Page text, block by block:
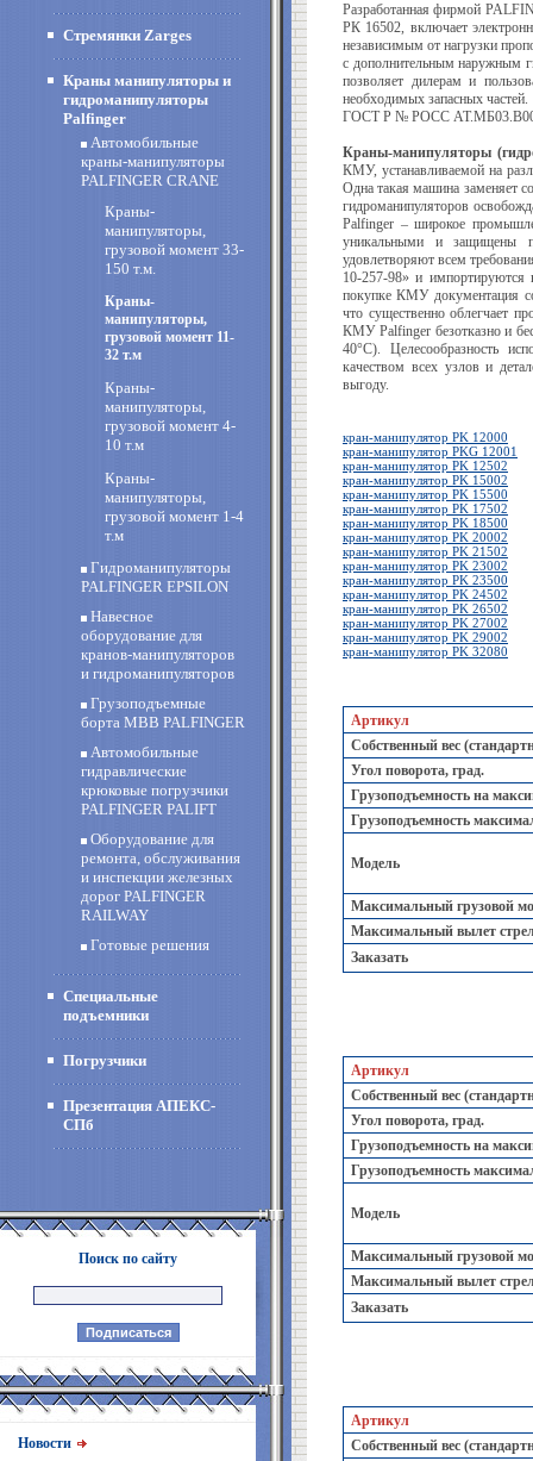
Стремянки Zarges
Краны манипуляторы и
гидроманипуляторы
Palfinger
Автомобильные
краны-манипуляторы
PALFINGER CRANE
Краны-
манипуляторы,
грузовой момент 33-
150 т.м.
Краны-
манипуляторы,
грузовой момент 11-
32 т.м
Краны-
манипуляторы,
грузовой момент 4-
10 т.м
Краны-
манипуляторы,
грузовой момент 1-4
т.м
Гидроманипуляторы
PALFINGER EPSILON
Навесное
оборудование для
кранов-манипуляторов
и гидроманипуляторов
Грузоподъемные
борта MBB PALFINGER
Автомобильные
гидравлические
крюковые погрузчики
PALFINGER PALIFT
Оборудование для
ремонта, обслуживания
и инспекции железных
дорог PALFINGER
RAILWAY
Готовые решения
Специальные
подъемники
Погрузчики
Презентация АПЕКС-
СПб
Поиск по сайту
Новости
Разработанная фирмой
РК 16502, включает
независимым от нагрузки
с дополнительным наружным
позволяет дилерам и
необходимых запасных
ГОСТ Р № РОСС
Краны-манипуляторы
КМУ, устанавливаемой на
Одна такая машина заменяет
гидроманипуляторов
Palfinger – широкое
уникальными и защищены
удовлетворяют всем
10-257-98» и импортируются
покупке КМУ документация
что существенно облегчает
КМУ Palfinger безотказно и
40°С). Целесообразность
качеством всех узлов и
выгоду.
кран-манипулятор PK 12000
кран-манипулятор PKG 12001
кран-манипулятор PK 12502
кран-манипулятор PK 15002
кран-манипулятор PK 15500
кран-манипулятор PK 17502
кран-манипулятор PK 18500
кран-манипулятор PK 20002
кран-манипулятор PK 21502
кран-манипулятор PK 23002
кран-манипулятор PK 23500
кран-манипулятор PK 24502
кран-манипулятор PK 26502
кран-манипулятор PK 27002
кран-манипулятор PK 29002
кран-манипулятор PK 32080
Артикул
Собственный вес
Угол поворота, град.
Грузоподъемность на
Грузоподъемность
Модель
Максимальный грузовой
Максимальный вылет
Заказать
Артикул
Собственный вес
Угол поворота, град.
Грузоподъемность на
Грузоподъемность
Модель
Максимальный грузовой
Максимальный вылет
Заказать
Артикул
Собственный вес